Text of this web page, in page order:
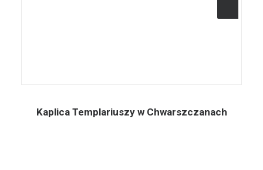
Kaplica Templariuszy w Chwarszczanach